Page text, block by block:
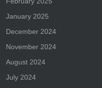
January 2025
December 2024
November 2024
August 2024
July 2024